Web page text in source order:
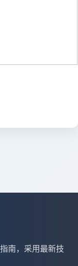
南，采用最新技